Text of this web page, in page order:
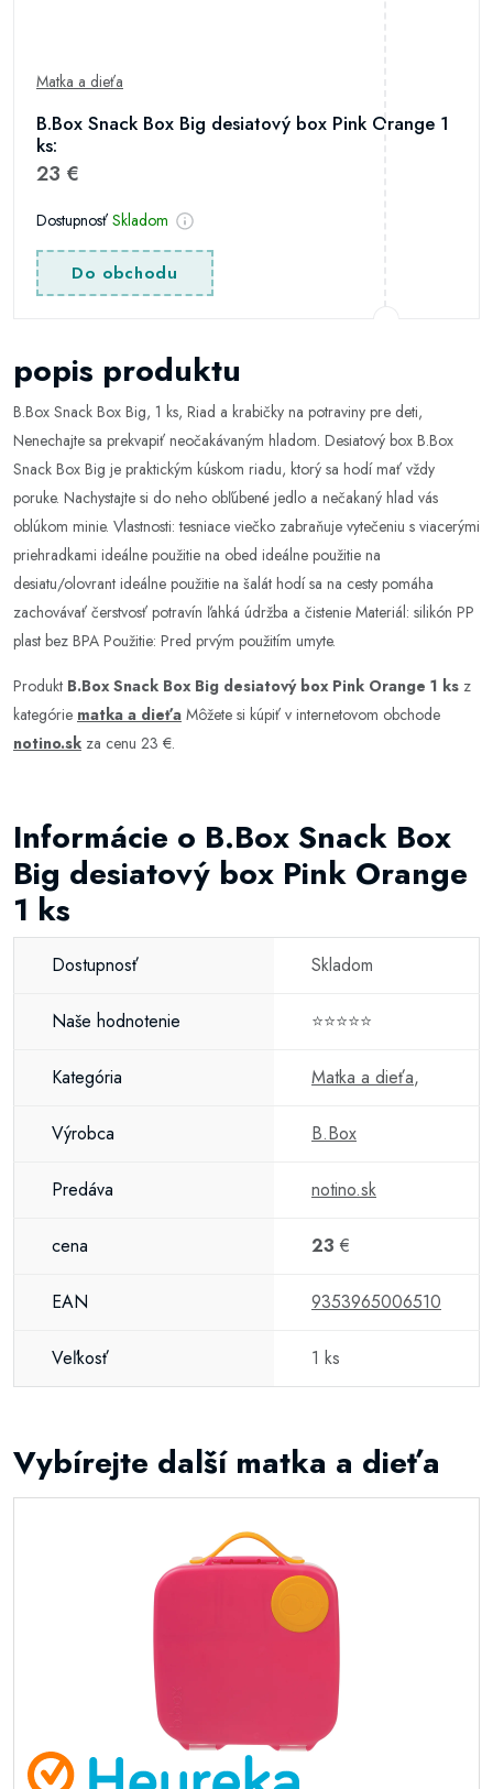
Matka a dieťa
B.Box Snack Box Big desiatový box Pink Orange 1
ks:
23 €
Dostupnosť Skladom
Do obchodu
popis produktu
B.Box Snack Box Big, 1 ks, Riad a krabičky na potraviny pre deti,
Nenechajte sa prekvapiť neočakávaným hladom. Desiatový box B.Box
Snack Box Big je praktickým kúskom riadu, ktorý sa hodí mať vždy
poruke. Nachystajte si do neho obľúbené jedlo a nečakaný hlad vás
oblúkom minie. Vlastnosti: tesniace viečko zabraňuje vytečeniu s viacerými
priehradkami ideálne použitie na obed ideálne použitie na
desiatu/olovrant ideálne použitie na šalát hodí sa na cesty pomáha
zachovávať čerstvosť potravín ľahká údržba a čistenie Materiál: silikón PP
plast bez BPA Použitie: Pred prvým použitím umyte.
Produkt B.Box Snack Box Big desiatový box Pink Orange 1 ks z
kategórie matka a dieťa Môžete si kúpiť v internetovom obchode
notino.sk za cenu 23 €.
Informácie o B.Box Snack Box
Big desiatový box Pink Orange
1 ks
Dostupnosť Skladom
Naše hodnotenie ⭐⭐⭐⭐⭐
Kategória Matka a dieťa,
Výrobca B.Box
Predáva notino.sk
cena 23 €
EAN 9353965006510
Veľkosť 1 ks
Vybírejte další matka a dieťa